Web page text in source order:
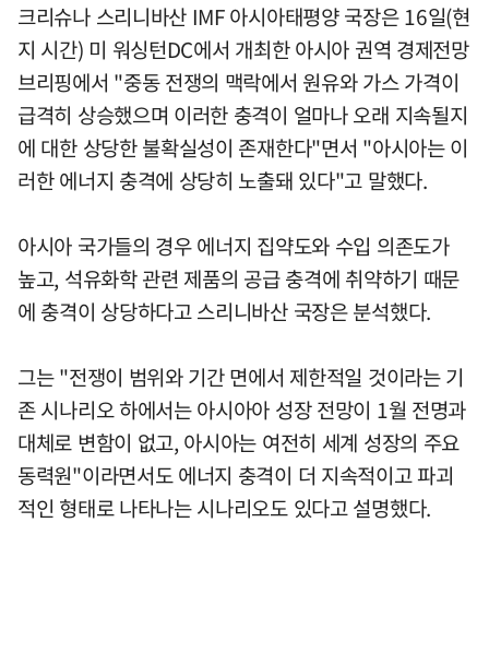
크리슈나 스리니바산 IMF 아시아태평양 국장은 16일(현
지 시간) 미 워싱턴DC에서 개최한 아시아 권역 경제전망
브리핑에서 "중동 전쟁의 맥락에서 원유와 가스 가격이
급격히 상승했으며 이러한 충격이 얼마나 오래 지속될지
에 대한 상당한 불확실성이 존재한다"면서 "아시아는 이
러한 에너지 충격에 상당히 노출돼 있다"고 말했다.
아시아 국가들의 경우 에너지 집약도와 수입 의존도가
높고, 석유화학 관련 제품의 공급 충격에 취약하기 때문
에 충격이 상당하다고 스리니바산 국장은 분석했다.
그는 "전쟁이 범위와 기간 면에서 제한적일 것이라는 기
존 시나리오 하에서는 아시아아 성장 전망이 1월 전명과
대체로 변함이 없고, 아시아는 여전히 세계 성장의 주요
동력원"이라면서도 에너지 충격이 더 지속적이고 파괴
적인 형태로 나타나는 시나리오도 있다고 설명했다.